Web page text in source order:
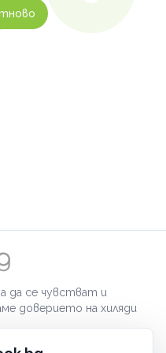
да се чувстват и
доверието на хиляди